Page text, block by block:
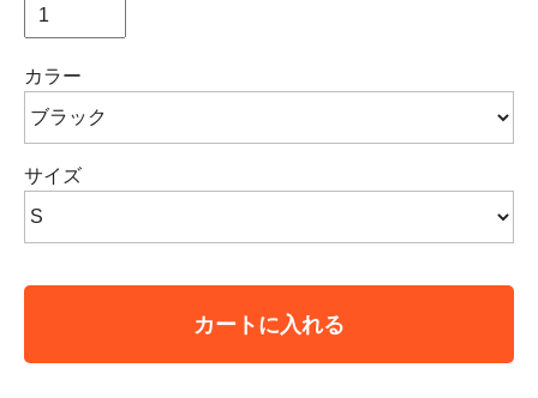
カラー
サイズ
カートに入れる